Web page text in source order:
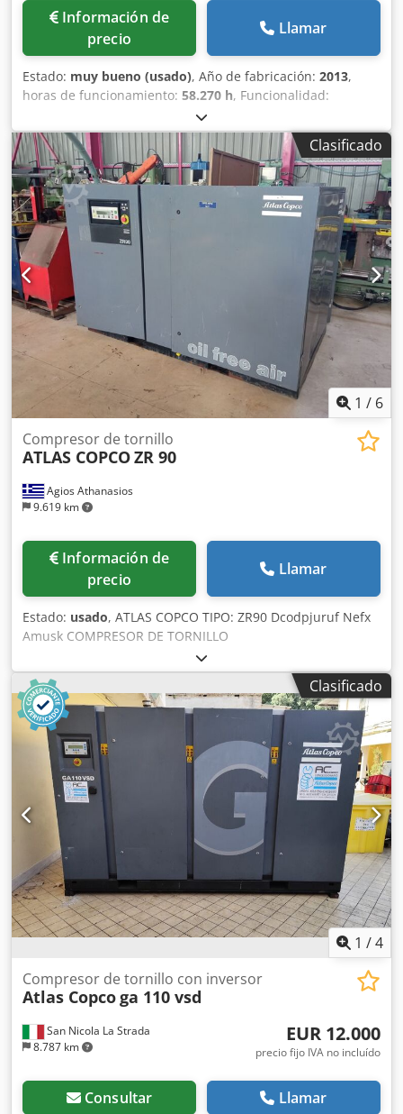
Información de
precio
Llamar
Estado: muy bueno (usado), Año de fabricación: 2013,
horas de funcionamiento: 58.270 h, Funcionalidad:
, Compresor de tornillo sin aceite
Atlas Copco ZR90VSD Convertidor integrado 90 kW
Dedpfxszmwc Hs Amuock 9 bares 15,50 m³/min Año de
fabricación: 2013 Horas de funcionamiento: 58.270
Clasificado
1 / 6
Agios Athanasios
9.619 km
Compresor de tornillo
ATLAS COPCOZR 90
Información de
precio
Llamar
Estado: usado, ATLAS COPCO TIPO: ZR90 Dcodpjuruf Nefx
Amusk COMPRESOR DE TORNILLO
Clasificado
1 /4
San Nicola La Strada
8.787 km
Compresor de tornillo con inversor
Atlas Copcoga 110 vsd
EUR 12.000
precio fijo IVA no incluído
Consultar Llamar